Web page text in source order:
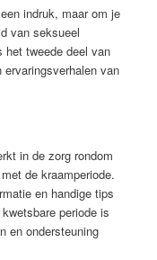
indruk, maar om je
van seksueel
het tweede deel van
van
in de zorg rondom
de kraamperiode.
en handige tips
periode is
en ondersteuning